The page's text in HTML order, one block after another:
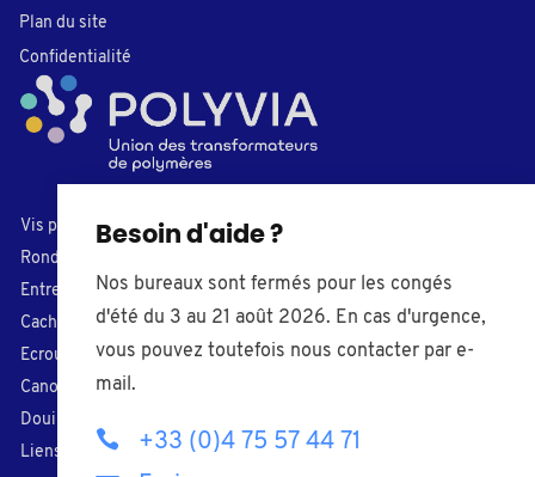
Besoin d'aide ?
Nos bureaux sont fermés pour les congés
d'été du 3 au 21 août 2026. En cas d'urgence,
vous pouvez toutefois nous contacter par e-
mail.
+33 (0)4 75 57 44 71
Plan du site
Confidentialité
Vis plastiques
Bouchons
Rondelles
Entretoises
Caches-trou
Cache-vis
Pieds de réglage
Ecrous plastiques
Boutons
Canons isolants
Douilles taraudées
Liens de serrage
Presse-étoupes